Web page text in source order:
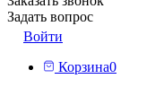
Задать вопрос
Войти
Корзина0